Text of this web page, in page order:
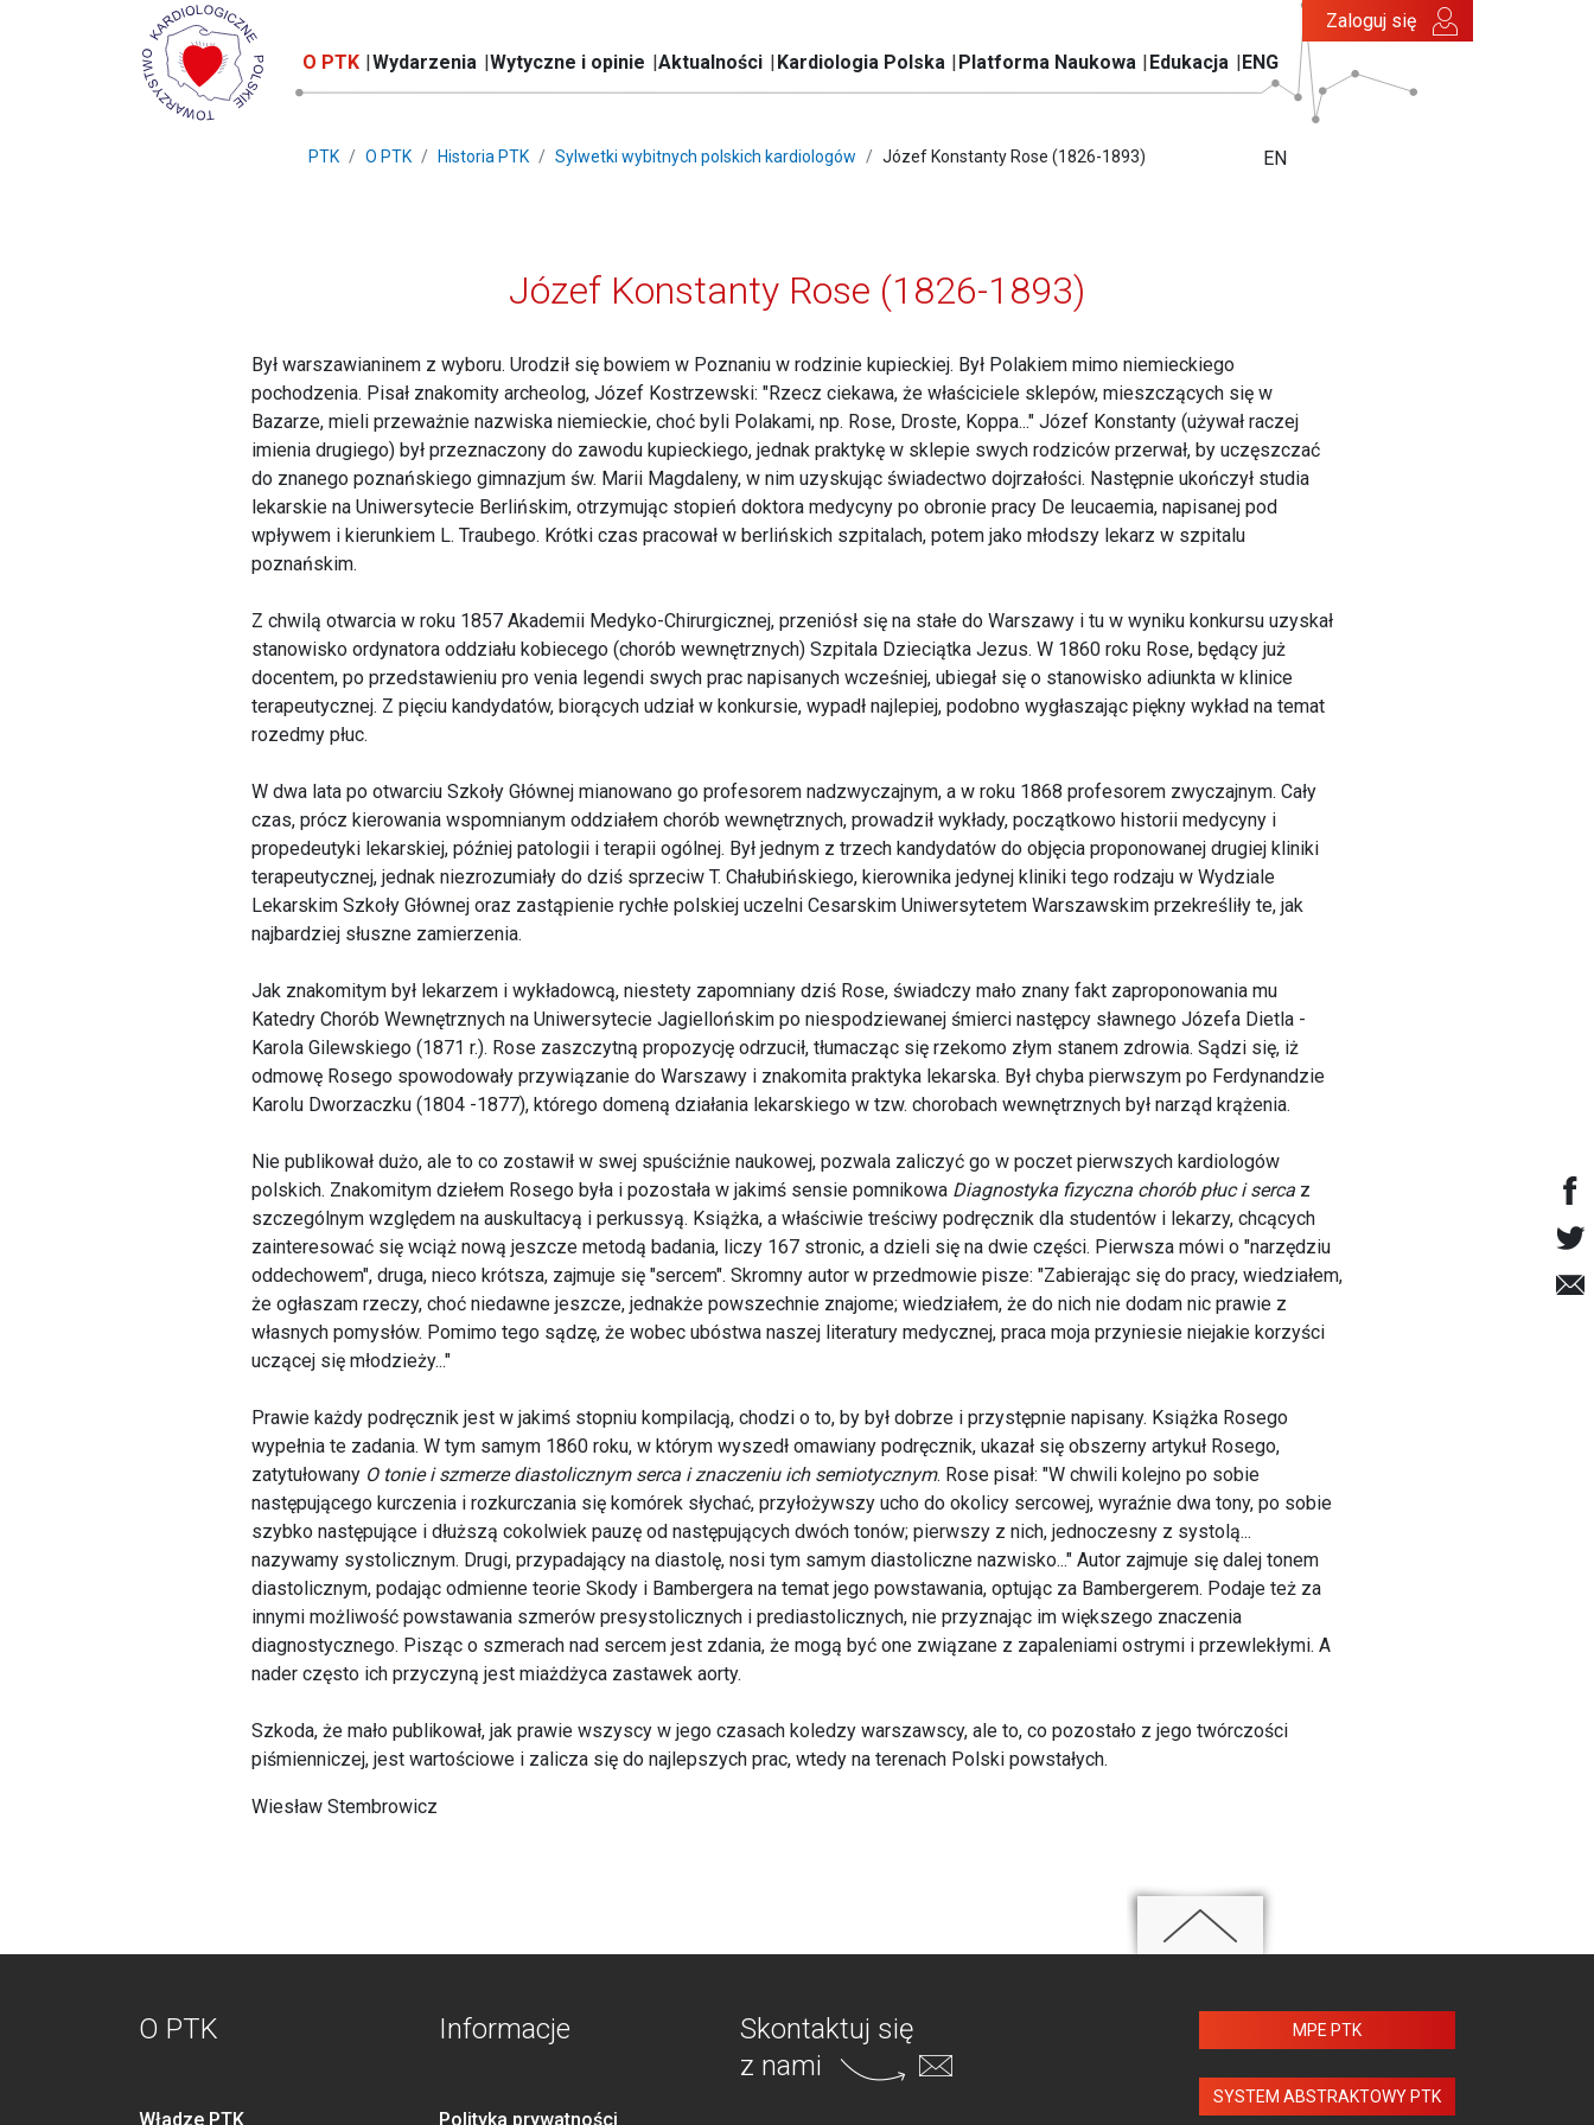
O PTK Wydarzenia Wytyczne i opinie Aktualności Kardiologia Polska Platforma Naukowa Edukacja ENG
Zaloguj się
PTK O PTK Historia PTK Sylwetki wybitnych polskich kardiologów Józef Konstanty Rose (1826-1893) EN
Józef Konstanty Rose (1826-1893)
Był warszawianinem z wyboru. Urodził się bowiem w Poznaniu w rodzinie kupieckiej. Był Polakiem mimo niemieckiego
pochodzenia. Pisał znakomity archeolog, Józef Kostrzewski: "Rzecz ciekawa, że właściciele sklepów, mieszczących się w
Bazarze, mieli przeważnie nazwiska niemieckie, choć byli Polakami, np. Rose, Droste, Koppa..." Józef Konstanty (używał raczej
imienia drugiego) był przeznaczony do zawodu kupieckiego, jednak praktykę w sklepie swych rodziców przerwał, by uczęszczać
do znanego poznańskiego gimnazjum św. Marii Magdaleny, w nim uzyskując świadectwo dojrzałości. Następnie ukończył studia
lekarskie na Uniwersytecie Berlińskim, otrzymując stopień doktora medycyny po obronie pracy De leucaemia, napisanej pod
wpływem i kierunkiem L. Traubego. Krótki czas pracował w berlińskich szpitalach, potem jako młodszy lekarz w szpitalu
poznańskim.
Z chwilą otwarcia w roku 1857 Akademii Medyko-Chirurgicznej, przeniósł się na stałe do Warszawy i tu w wyniku konkursu uzyskał
stanowisko ordynatora oddziału kobiecego (chorób wewnętrznych) Szpitala Dzieciątka Jezus. W 1860 roku Rose, będący już
docentem, po przedstawieniu pro venia legendi swych prac napisanych wcześniej, ubiegał się o stanowisko adiunkta w klinice
terapeutycznej. Z pięciu kandydatów, biorących udział w konkursie, wypadł najlepiej, podobno wygłaszając piękny wykład na temat
rozedmy płuc.
W dwa lata po otwarciu Szkoły Głównej mianowano go profesorem nadzwyczajnym, a w roku 1868 profesorem zwyczajnym. Cały
czas, prócz kierowania wspomnianym oddziałem chorób wewnętrznych, prowadził wykłady, początkowo historii medycyny i
propedeutyki lekarskiej, później patologii i terapii ogólnej. Był jednym z trzech kandydatów do objęcia proponowanej drugiej kliniki
terapeutycznej, jednak niezrozumiały do dziś sprzeciw T. Chałubińskiego, kierownika jedynej kliniki tego rodzaju w Wydziale
Lekarskim Szkoły Głównej oraz zastąpienie rychłe polskiej uczelni Cesarskim Uniwersytetem Warszawskim przekreśliły te, jak
najbardziej słuszne zamierzenia.
Jak znakomitym był lekarzem i wykładowcą, niestety zapomniany dziś Rose, świadczy mało znany fakt zaproponowania mu
Katedry Chorób Wewnętrznych na Uniwersytecie Jagiellońskim po niespodziewanej śmierci następcy sławnego Józefa Dietla -
Karola Gilewskiego (1871 r.). Rose zaszczytną propozycję odrzucił, tłumacząc się rzekomo złym stanem zdrowia. Sądzi się, iż
odmowę Rosego spowodowały przywiązanie do Warszawy i znakomita praktyka lekarska. Był chyba pierwszym po Ferdynandzie
Karolu Dworzaczku (1804 -1877), którego domeną działania lekarskiego w tzw. chorobach wewnętrznych był narząd krążenia.
Nie publikował dużo, ale to co zostawił w swej spuściźnie naukowej, pozwala zaliczyć go w poczet pierwszych kardiologów
polskich. Znakomitym dziełem Rosego była i pozostała w jakimś sensie pomnikowa Diagnostyka fizyczna chorób płuc i serca z
szczególnym względem na auskultacyą i perkussyą. Książka, a właściwie treściwy podręcznik dla studentów i lekarzy, chcących
zainteresować się wciąż nową jeszcze metodą badania, liczy 167 stronic, a dzieli się na dwie części. Pierwsza mówi o "narzędziu
oddechowem", druga, nieco krótsza, zajmuje się "sercem". Skromny autor w przedmowie pisze: "Zabierając się do pracy, wiedziałem,
że ogłaszam rzeczy, choć niedawne jeszcze, jednakże powszechnie znajome; wiedziałem, że do nich nie dodam nic prawie z
własnych pomysłów. Pomimo tego sądzę, że wobec ubóstwa naszej literatury medycznej, praca moja przyniesie niejakie korzyści
uczącej się młodzieży..."
Prawie każdy podręcznik jest w jakimś stopniu kompilacją, chodzi o to, by był dobrze i przystępnie napisany. Książka Rosego
wypełnia te zadania. W tym samym 1860 roku, w którym wyszedł omawiany podręcznik, ukazał się obszerny artykuł Rosego,
zatytułowany O tonie i szmerze diastolicznym serca i znaczeniu ich semiotycznym. Rose pisał: "W chwili kolejno po sobie
następującego kurczenia i rozkurczania się komórek słychać, przyłożywszy ucho do okolicy sercowej, wyraźnie dwa tony, po sobie
szybko następujące i dłuższą cokolwiek pauzę od następujących dwóch tonów; pierwszy z nich, jednoczesny z systolą...
nazywamy systolicznym. Drugi, przypadający na diastolę, nosi tym samym diastoliczne nazwisko..." Autor zajmuje się dalej tonem
diastolicznym, podając odmienne teorie Skody i Bambergera na temat jego powstawania, optując za Bambergerem. Podaje też za
innymi możliwość powstawania szmerów presystolicznych i prediastolicznych, nie przyznając im większego znaczenia
diagnostycznego. Pisząc o szmerach nad sercem jest zdania, że mogą być one związane z zapaleniami ostrymi i przewlekłymi. A
nader często ich przyczyną jest miażdżyca zastawek aorty.
Szkoda, że mało publikował, jak prawie wszyscy w jego czasach koledzy warszawscy, ale to, co pozostało z jego twórczości
piśmienniczej, jest wartościowe i zalicza się do najlepszych prac, wtedy na terenach Polski powstałych.
Wiesław Stembrowicz
O PTK
Władze PTK
Informacje
Polityka prywatności
Skontaktuj się
z nami
MPE PTK
SYSTEM ABSTRAKTOWY PTK